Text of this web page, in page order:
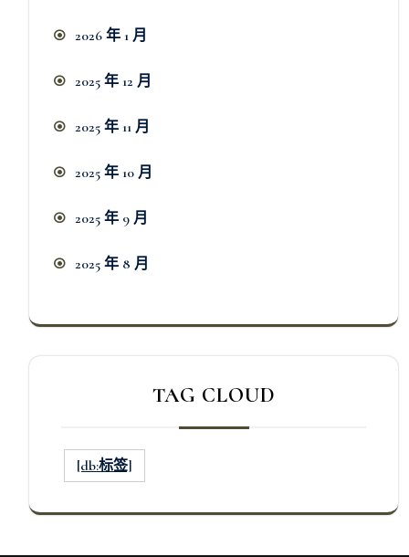
2026 年 1 月
2025 年 12 月
2025 年 11 月
2025 年 10 月
2025 年 9 月
2025 年 8 月
TAG CLOUD
[db:标签]